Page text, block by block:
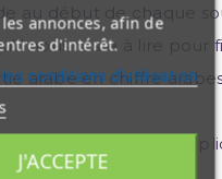
au début de chaque
nous reste à lire pour
arabe en chiffre
lumière et un Livre
annonces, afin de
d'intérêt.
conditions d'utilisation
J'ACCEPTE